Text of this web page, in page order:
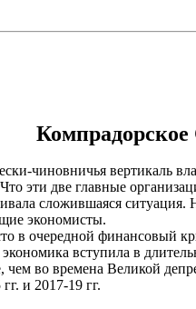
Компрадорское
чиновничья вертикаль
эти две главные
сложившаяся
экономисты.
в очередной
вступила в
во времена Великой
и 2017-19 гг.